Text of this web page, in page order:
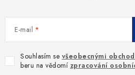
E-mail
Souhlasím se všeobecnými
beru na vědomí zpracování